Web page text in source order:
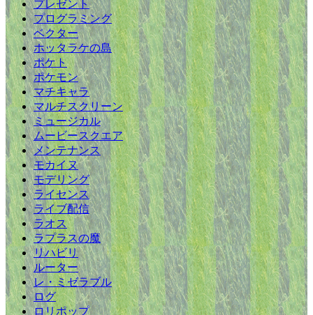
プレゼント
プログラミング
ベクター
ホッタラケの島
ポケト
ポケモン
マチキャラ
マルチスクリーン
ミュージカル
ムービースクエア
メンテナンス
モカイヌ
モデリング
ライセンス
ライブ配信
ラオス
ラプラスの魔
リハビリ
ルーター
レ・ミゼラブル
ログ
ロリポップ